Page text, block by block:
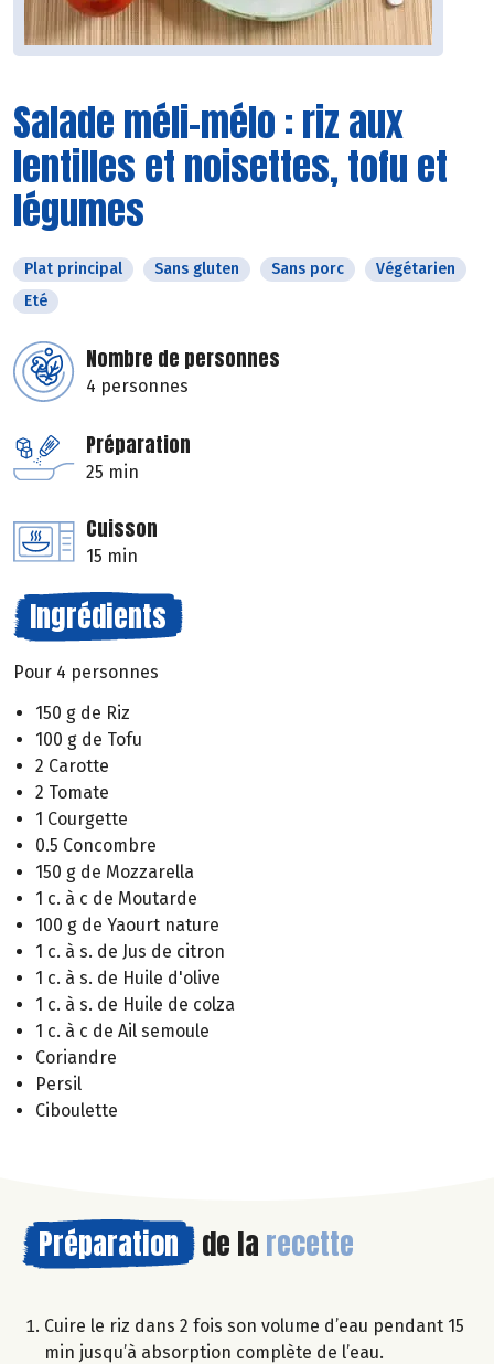
Salade méli-mélo : riz aux
lentilles et noisettes, tofu et
légumes
Plat principal Sans gluten Sans porc
Végétarien
Eté
Nombre de personnes
4 personnes
Préparation
25 min
Cuisson
15 min
Ingrédients
Pour 4 personnes
150 g de Riz
100 g de Tofu
2 Carotte
2 Tomate
1 Courgette
0.5 Concombre
150 g de Mozzarella
1 c. à c de Moutarde
100 g de Yaourt nature
1 c. à s. de Jus de citron
1 c. à s. de Huile d'olive
1 c. à s. de Huile de colza
1 c. à c de Ail semoule
Coriandre
Persil
Ciboulette
Préparation de la recette
Cuire le riz dans 2 fois son volume d’eau pendant 15
min jusqu’à absorption complète de l’eau.